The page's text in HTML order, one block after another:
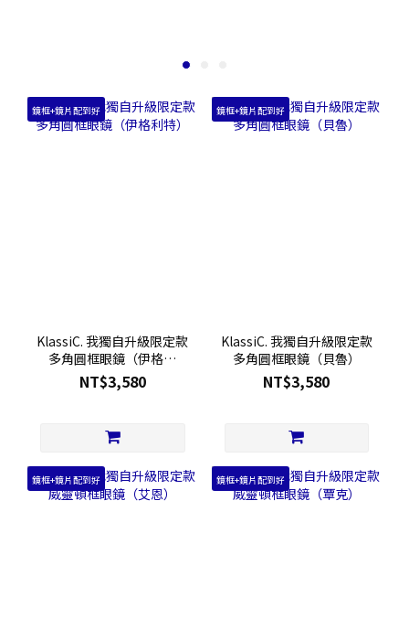
鏡框+鏡片配到好
KlassiC. 我獨自升級限定款
多角圓框眼鏡（伊格利
特）
NT$3,580
鏡框+鏡片配到好
KlassiC. 我獨自升級限定款
多角圓框眼鏡（貝魯）
NT$3,580
鏡框+鏡片配到好 鏡框+鏡片配到好